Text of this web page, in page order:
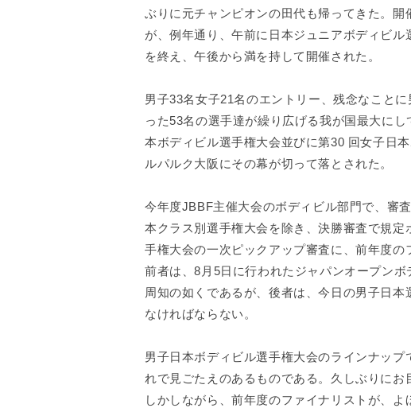
ぶりに元チャンピオンの田代も帰ってきた。
が、例年通り、午前に日本ジュニアボディビ
を終え、午後から満を持して開催された。
男子33名女子21名のエントリー、残念なこと
った53名の選手達が繰り広げる我が国最大に
本ボディビル選手権大会並びに第30 回女子日
ルパルク大阪にその幕が切って落とされた。
今年度JBBF主催大会のボディビル部門で、審
本クラス別選手権大会を除き、決勝審査で規
手権大会の一次ピックアップ審査に、前年度の
前者は、8月5日に行われたジャパンオープン
周知の如くであるが、後者は、今日の男子日
なければならない。
男子日本ボディビル選手権大会のラインナッ
れで見ごたえのあるものである。久しぶりにお
しかしながら、前年度のファイナリストが、